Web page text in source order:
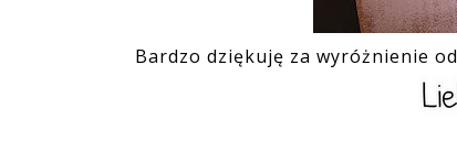
Bardzo dziękuję za wyróżnienie od